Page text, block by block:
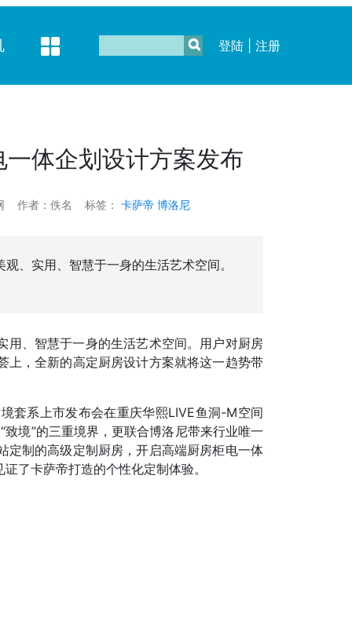
登陆| 注册
体企划设计方案发布
作者：佚名 标签： 卡萨帝 博洛尼
、实用、智慧于一身的生活艺术空间。
用、智慧于一身的生活艺术空间。用户对厨房
上，全新的高定厨房设计方案就将这一趋势带
系上市发布会在重庆华熙LIVE鱼洞-M空间
致境”的三重境界，更联合博洛尼带来行业唯一
定制的高级定制厨房，开启高端厨房柜电一体
了卡萨帝打造的个性化定制体验。